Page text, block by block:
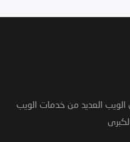
العديد من خدمات الويب